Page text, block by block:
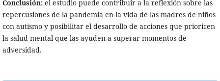
Conclusión:el estudio puede contribuir a la reflexión sobre las
repercusiones de la pandemia en la vida de las madres de niños
con autismo y posibilitar el desarrollo de acciones que prioricen
la salud mental que las ayuden a superar momentos de
adversidad.